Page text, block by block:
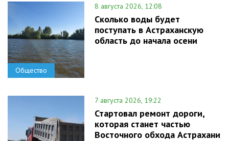
Общество
8 августа 2026, 12:08
Сколько воды будет
поступать в Астраханскую
область до начала осени
7 августа 2026, 19:22
Стартовал ремонт дороги,
которая станет частью
Восточного обхода Астрахани